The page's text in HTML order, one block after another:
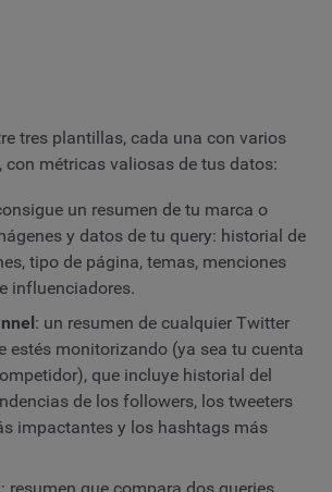
tres plantillas, cada una con varios
con métricas valiosas de tus datos:
un resumen de tu marca o
y datos de tu query: historial de
tipo de página, temas, menciones
influenciadores.
: un resumen de cualquier Twitter
estés monitorizando (ya sea tu cuenta
que incluye historial del
de los followers, los tweeters
impactantes y los hashtags más